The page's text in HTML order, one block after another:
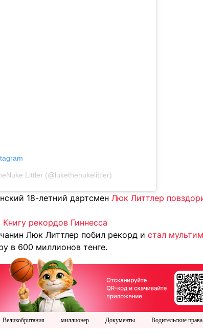
Littler (@lukethenukelittler)
18-летний дартсмен Люк Литтлер
рекордов Гиннесса
Люк Литтлер побил рекорд и стал
в 600 миллионов тенге.
Великобритания миллионер Документы Водительские права